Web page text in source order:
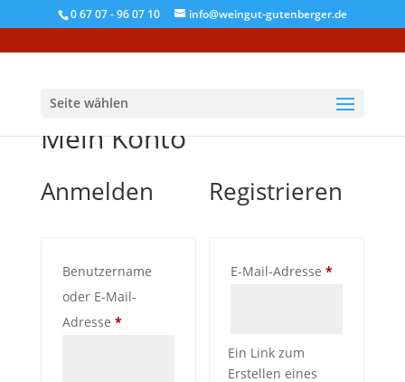
0 67 07 - 96 07 10 info@weingut-gutenberger.de
Seite wählen
Mein Konto
Anmelden
Benutzername
oder E-Mail-
Adresse *Erforderlich
Registrieren
E-Mail-Adresse*Erforderlich
Ein Link zum
Erstellen eines